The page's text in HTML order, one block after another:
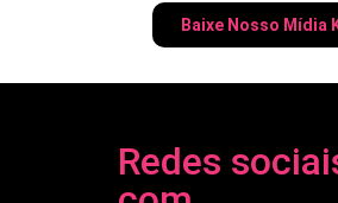
Baixe Nosso Mídia
Redes